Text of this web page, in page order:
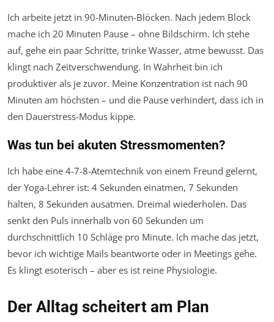
Ich arbeite jetzt in 90-Minuten-Blöcken. Nach jedem Block
mache ich 20 Minuten Pause – ohne Bildschirm. Ich stehe
auf, gehe ein paar Schritte, trinke Wasser, atme bewusst. Das
klingt nach Zeitverschwendung. In Wahrheit bin ich
produktiver als je zuvor. Meine Konzentration ist nach 90
Minuten am höchsten – und die Pause verhindert, dass ich in
den Dauerstress-Modus kippe.
Was tun bei akuten Stressmomenten?
Ich habe eine 4-7-8-Atemtechnik von einem Freund gelernt,
der Yoga-Lehrer ist: 4 Sekunden einatmen, 7 Sekunden
halten, 8 Sekunden ausatmen. Dreimal wiederholen. Das
senkt den Puls innerhalb von 60 Sekunden um
durchschnittlich 10 Schläge pro Minute. Ich mache das jetzt,
bevor ich wichtige Mails beantworte oder in Meetings gehe.
Es klingt esoterisch – aber es ist reine Physiologie.
Der Alltag scheitert am Plan